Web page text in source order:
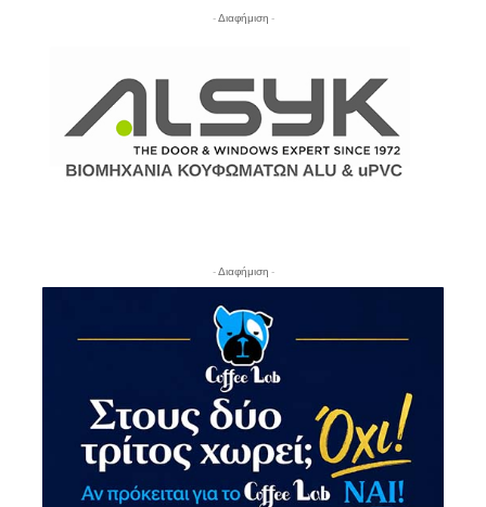
- Διαφήμιση -
- Διαφήμιση -